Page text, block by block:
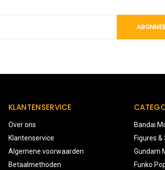
KLANTENSERVICE
Over ons
Klantenservice
Algemene voorwaarden
Betaalmethoden
Bandai
Figures
Gundam
Funko